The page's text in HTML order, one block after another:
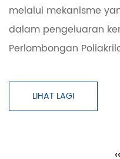
melalui mekanisme
dalam pengeluaran
Perlombongan
LIHAT LAGI
‹‹